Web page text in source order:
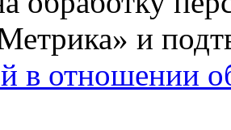
и
в отношении